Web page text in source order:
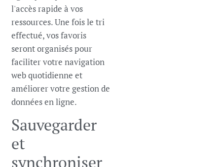
l'accès rapide à vos
ressources. Une fois le tri
effectué, vos favoris
seront organisés pour
faciliter votre navigation
web quotidienne et
améliorer votre gestion de
données en ligne.
Sauvegarder
et
synchroniser